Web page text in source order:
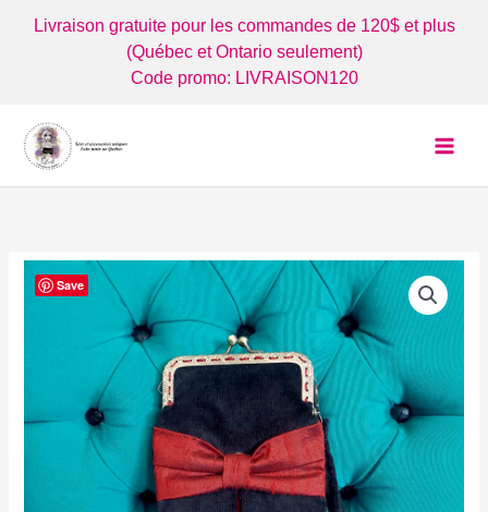
Livraison gratuite pour les commandes de 120$ et plus
(Québec et Ontario seulement)
Code promo: LIVRAISON120
Save